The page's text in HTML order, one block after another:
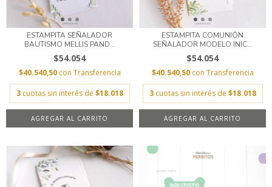
ESTAMPITA SEÑALADOR
BAUTISMO MELLIS PAND...
$54.054
$40.540,50 con Transferencia
3 cuotas sin interés de $18.018
AGREGAR AL CARRITO
ESTAMPITA COMUNIÓN
SEÑALADOR MODELO INIC...
$54.054
$40.540,50 con Transferencia
3 cuotas sin interés de $18.018
AGREGAR AL CARRITO